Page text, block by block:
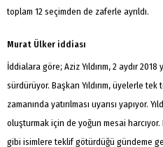
toplam 12 seçimden de zaferle ayrıldı.
Murat Ülker iddiası
İddialara göre; Aziz Yıldırım, 2 aydır
sürdürüyor. Başkan Yıldırım, üyelerle
zamanında yatırılması uyarısı yapıyor.
oluşturmak için de yoğun mesai harcıyor.
gibi isimlere teklif götürdüğü gündeme